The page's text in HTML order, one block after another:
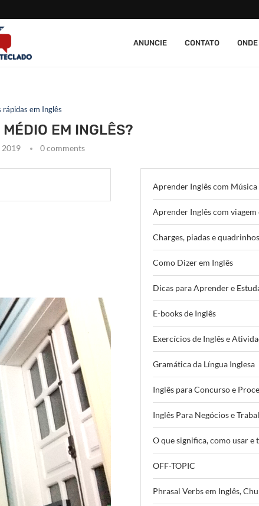
ANUNCIE CONTATO
rápidas em Inglês
EM INGLÊS?
2019 0 comments
Aprender Inglês com Música
Aprender Inglês com
Charges, piadas e
Como Dizer em Inglês
Dicas para Aprender e
E-books de Inglês
Exercícios de Inglês e
Gramática da Língua Inglesa
Inglês para Concurso e
Inglês Para Negócios e
O que significa, como usar e
OFF-TOPIC
Phrasal Verbs em Inglês,